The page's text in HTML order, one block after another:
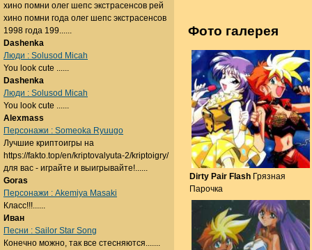
Фото галерея
Dirty Pair Flash Грязная
Парочка
хино помни олег шепс экстрасенсов рей
хино помни года олег шепс экстрасенсов
1998 года 199......
Dashenka
Люди : Solusod Micah
You look cute ......
Dashenka
Люди : Solusod Micah
You look cute ......
Alexmass
Персонажи : Someoka Ryuugo
Лучшие криптоигры на
https://fakto.top/en/kriptovalyuta-2/kriptoigry/
для вас - играйте и выигрывайте!......
Goras
Персонажи : Akemiya Masaki
Класс!!!......
Иван
Песни : Sailor Star Song
Конечно можно, так все стесняются.......